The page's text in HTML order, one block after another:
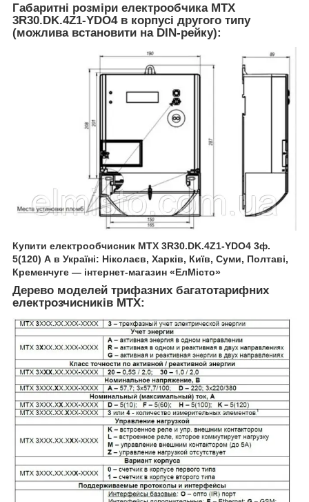
Габаритні розміри електрообчика MTX
3R30.DK.4Z1-YDO4в корпусі другого типу
(можлива встановити на DIN-рейку):
Купити електрообчисник MTX 3R30.DK.4Z1-YDO4 3ф.
5(120) А в Україні: Ніколаєв, Харків, Київ, Суми, Полтаві,
Кременчуге — інтернет-магазин «ЕлМісто»
Дерево моделей трифазних багатотарифних
електрозчисників MTX: